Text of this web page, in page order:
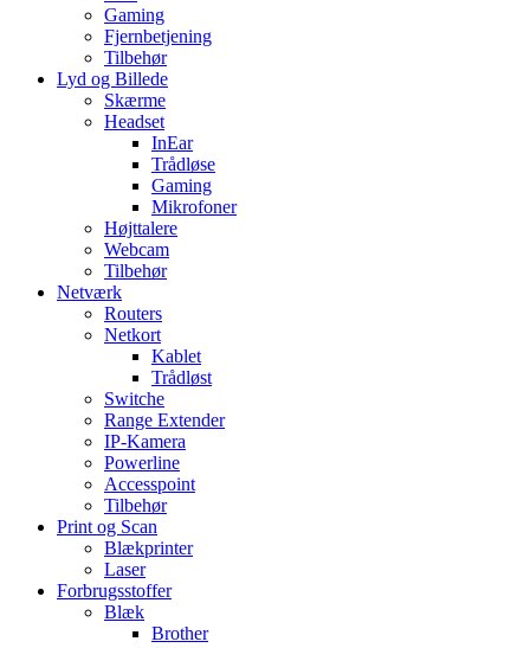
Gaming
Fjernbetjening
Tilbehør
Lyd og Billede
Skærme
Headset
InEar
Trådløse
Gaming
Mikrofoner
Højttalere
Webcam
Tilbehør
Netværk
Routers
Netkort
Kablet
Trådløst
Switche
Range Extender
IP-Kamera
Powerline
Accesspoint
Tilbehør
Print og Scan
Blækprinter
Laser
Forbrugsstoffer
Blæk
Brother